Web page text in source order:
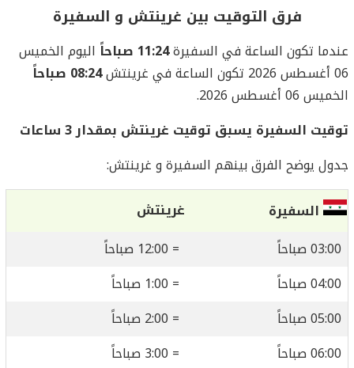
فرق التوقيت بين غرينتش و السفيرة
عندما تكون الساعة في السفيرة11:24 صباحاً
اليوم الخميس
06 أغسطس 2026 تكون الساعة في غرينتش
08:24 صباحاً
الخميس 06 أغسطس 2026.
توقيت السفيرة يسبق توقيت غرينتش بمقدار 3 ساعات
جدول يوضح الفرق بينهم السفيرة و غرينتش:
السفيرة
غرينتش
03:00 صباحاً
= 12:00 صباحاً
04:00 صباحاً
= 1:00 صباحاً
05:00 صباحاً
= 2:00 صباحاً
06:00 صباحاً
= 3:00 صباحاً